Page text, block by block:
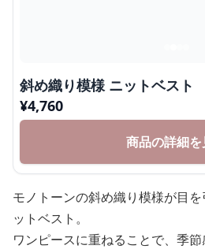
斜め織り模様 ニットベスト
¥4,760
商品の詳細を
モノトーンの斜め織り模様が目
ットベスト。
ワンピースに重ねることで、季